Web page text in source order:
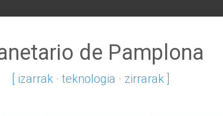
de Pamplona
[ izarrak · teknologia · zirrarak ]